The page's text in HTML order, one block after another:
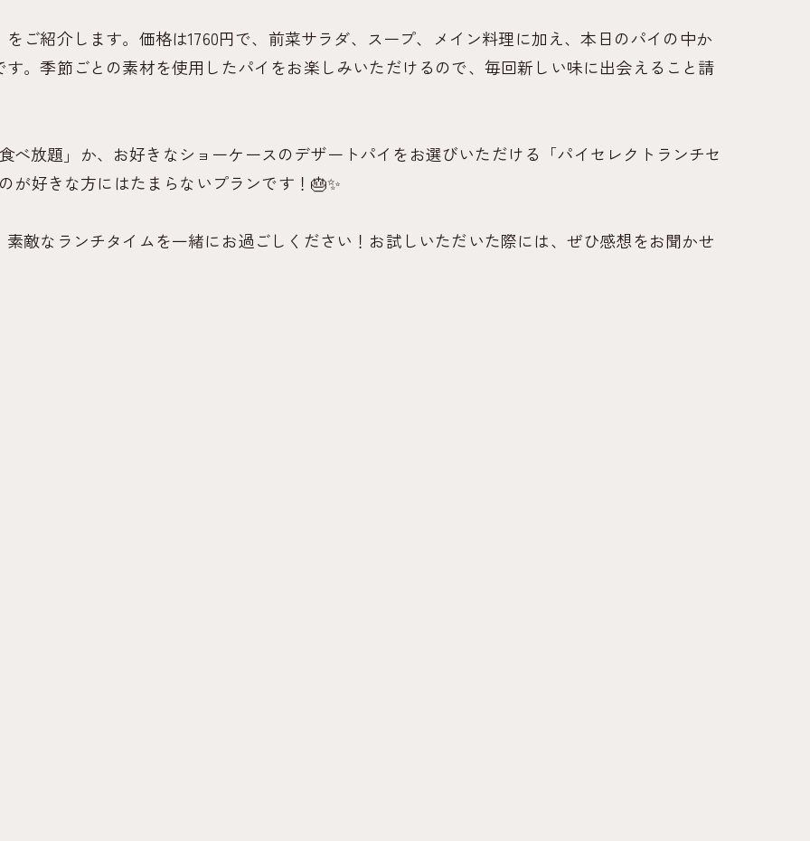
ご紹介します。価格は1760円で、前菜サラダ、スープ、メイン料理に加え、本日のパイの中か
。季節ごとの素材を使用したパイをお楽しみいただけるので、毎回新しい味に出会えること請
べ放題」か、お好きなショーケースのデザートパイをお選びいただける「パイセレクトランチセ
が好きな方にはたまらないプランです！🎂✨
敵なランチタイムを一緒にお過ごしください！お試しいただいた際には、ぜひ感想をお聞かせ